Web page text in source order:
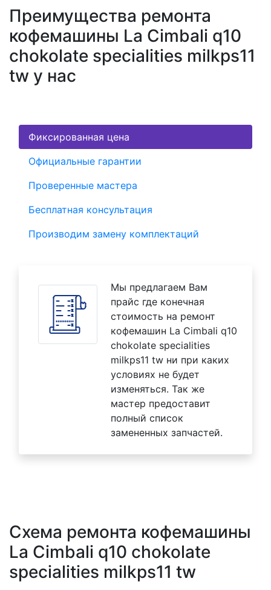
Преимущества ремонта
кофемашины La Cimbali q10
chokolate specialities milkps11
tw у нас
Фиксированная цена
Официальные гарантии
Проверенные мастера
Бесплатная консультация
Производим замену комплектаций
Мы предлагаем Вам
прайс где конечная
стоимость на ремонт
кофемашин La Cimbali q10
chokolate specialities
milkps11 tw ни при каких
условиях не будет
изменяться. Так же
мастер предоставит
полный список
замененных запчастей.
Схема ремонта кофемашины
La Cimbali q10 chokolate
specialities milkps11 tw